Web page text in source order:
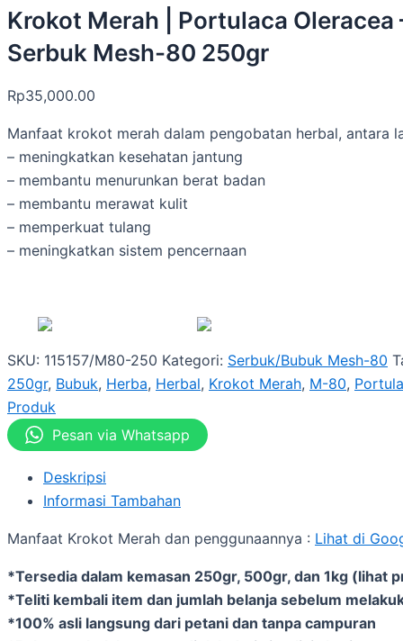
Krokot Merah | Portulaca Oleracea
Serbuk Mesh-80 250gr
Rp35,000.00
Manfaat krokot merah dalam pengobatan herbal, antara
– meningkatkan kesehatan jantung
– membantu menurunkan berat badan
– membantu merawat kulit
– memperkuat tulang
– meningkatkan sistem pencernaan
SKU: 115157/M80-250 Kategori: Serbuk/Bubuk Mesh-80
250gr, Bubuk, Herba, Herbal, Krokot Merah, M-80,
Produk
Pesan via Whatsapp
Deskripsi
Informasi Tambahan
Manfaat Krokot Merah dan penggunaannya : Lihat di
*Tersedia dalam kemasan 250gr, 500gr, dan 1kg (lihat
*Teliti kembali item dan jumlah belanja sebelum
*100% asli langsung dari petani dan tanpa campuran